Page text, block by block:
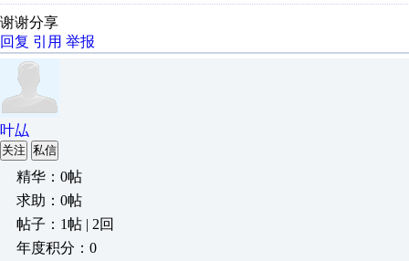
谢谢分享
回复 引用 举报
叶厸
关注 私信
精华：0帖
求助：0帖
帖子：1帖 | 2回
年度积分：0